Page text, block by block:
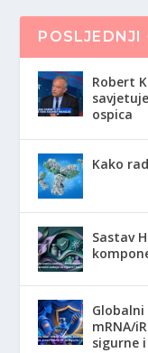
POSLJEDNJI
Robert
ospica
Kako
Sastav
mRNA/
sigurne